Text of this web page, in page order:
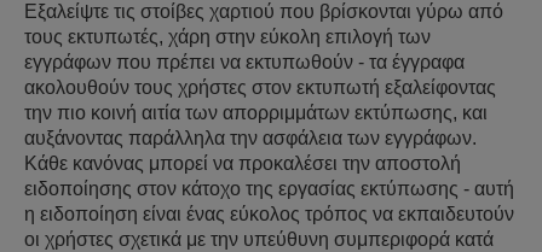
Εξαλείψτε τις στοίβες χαρτιού που βρίσκονται γύρω από
τους εκτυπωτές, χάρη στην εύκολη επιλογή των
εγγράφων που πρέπει να εκτυπωθούν - τα έγγραφα
ακολουθούν τους χρήστες στον εκτυπωτή εξαλείφοντας
την πιο κοινή αιτία των απορριμμάτων εκτύπωσης, και
αυξάνοντας παράλληλα την ασφάλεια των εγγράφων.
Κάθε κανόνας μπορεί να προκαλέσει την αποστολή
ειδοποίησης στον κάτοχο της εργασίας εκτύπωσης - αυτή
η ειδοποίηση είναι ένας εύκολος τρόπος να εκπαιδευτούν
οι χρήστες σχετικά με την υπεύθυνη συμπεριφορά κατά